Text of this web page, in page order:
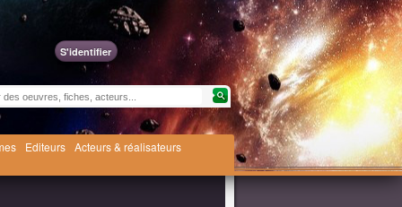
S'identifier
Editeurs Acteurs & réalisateurs